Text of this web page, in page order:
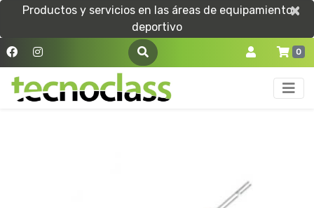
Productos y servicios en las áreas de equipamiento
deportivo
×
×
0